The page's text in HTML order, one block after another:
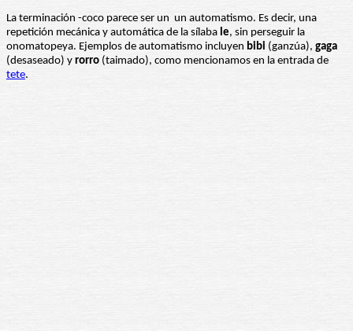
La terminación -coco parece ser un un automatismo. Es decir, una
repetición mecánica y automática de la sílaba le, sin perseguir la
onomatopeya. Ejemplos de automatismo incluyen bibi (ganzúa), gaga
(desaseado) y rorro (taimado), como mencionamos en la entrada de
tete.